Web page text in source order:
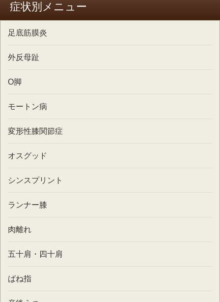
症状別メニュー
足底筋膜炎
外反母趾
O脚
モートン病
変形性膝関節症
オスグッド
シンスプリント
ランナー膝
肉離れ
五十肩・四十肩
ばね指